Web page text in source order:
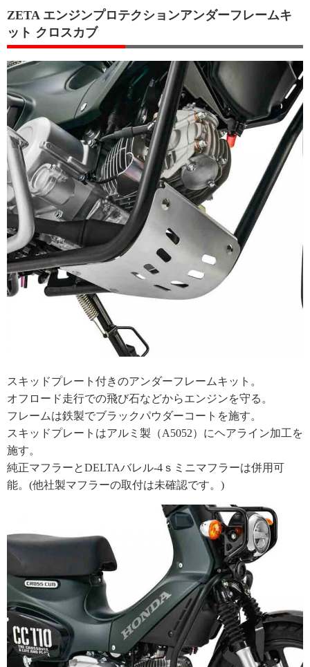
ZETA エンジンプロテクションアンダーフレームキ
ット クロスカブ
スキッドプレート付きのアンダーフレームキット。
オフロード走行での飛び石などからエンジンを守る。
フレームは鉄製でブラックパウダーコートを施す。
スキッドプレートはアルミ製（A5052）にヘアライン加工を
施す。
純正マフラーとDELTAバレル-4ｓミニマフラーは併用可
能。(他社製マフラーの取付は未確認です。)